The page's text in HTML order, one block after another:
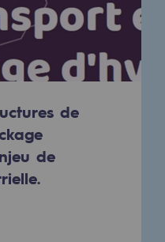
des territoires
dans les
Homme
de
de